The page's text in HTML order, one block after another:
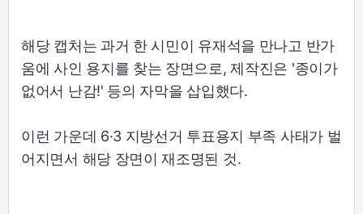
해당 캡처는 과거 한 시민이 유재석을 만나고 반가
움에 사인 용지를 찾는 장면으로, 제작진은 '종이가
없어서 난감!' 등의 자막을 삽입했다.
이런 가운데 6·3 지방선거 투표용지 부족 사태가 벌
어지면서 해당 장면이 재조명된 것.